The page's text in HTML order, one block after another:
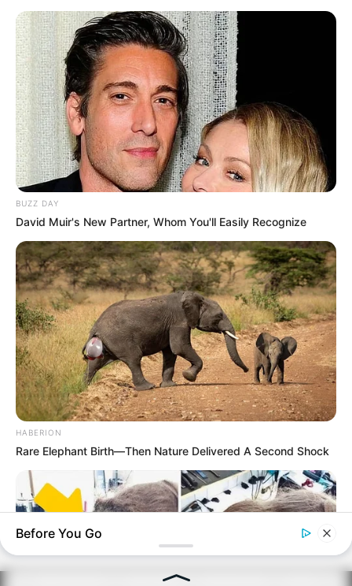
Tampil Lebih Modern, 7 Potret
Hasil Renovasi Rumah Berusia
90 Tahun
DISCLAIMER
BUZZ DAY
David Muir's New Partner, Whom You'll Easily Recognize
HABERION
Rare Elephant Birth—Then Nature Delivered A Second Shock
Before You Go